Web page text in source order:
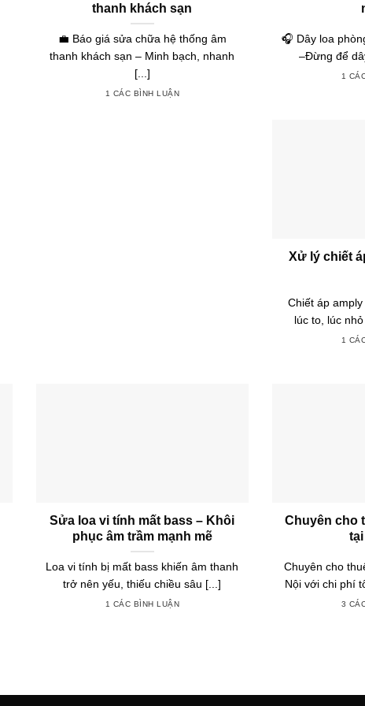
thanh khách sạn
💼 Báo giá sửa chữa hệ thống âm
thanh khách sạn – Minh bạch, nhanh
[...]
1 CÁC BÌNH LUẬN
🎧 Dây loa
–Đừng để
1
Xử lý chiết
Chiết áp
lúc to, lúc
1
Sửa loa vi tính mất bass – Khôi
phục âm trầm mạnh mẽ
Loa vi tính bị mất bass khiến âm thanh
trở nên yếu, thiếu chiều sâu [...]
1 CÁC BÌNH LUẬN
Chuyên cho
Chuyên cho
Nội với chi phí
3